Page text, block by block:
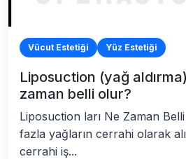
Vücut Estetiği Yüz Estetiği
Liposuction (yağ
zaman belli olur?
Liposuction ları Ne Zaman
fazla yağların cerrahi olarak
cerrahi iş...